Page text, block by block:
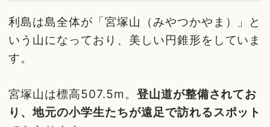
利島は島全体が「宮塚山（みやつかやま）」と
いう山になっており、美しい円錐形をしていま
す。
宮塚山は標高507.5m。 登山道が整備されてお
り、地元の小学生たちが遠足で訪れるスポット